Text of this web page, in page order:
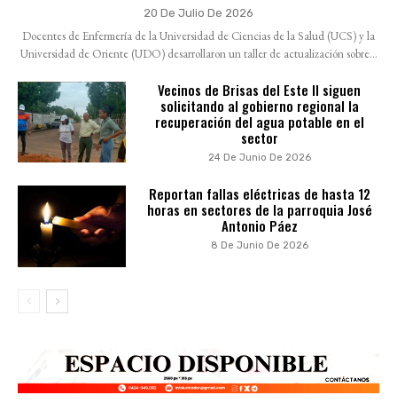
20 De Julio De 2026
Docentes de Enfermería de la Universidad de Ciencias de la Salud (UCS) y la
Universidad de Oriente (UDO) desarrollaron un taller de actualización sobre...
Vecinos de Brisas del Este II siguen
solicitando al gobierno regional la
recuperación del agua potable en el
sector
24 De Junio De 2026
Reportan fallas eléctricas de hasta 12
horas en sectores de la parroquia José
Antonio Páez
8 De Junio De 2026